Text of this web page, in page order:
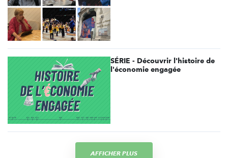
SÉRIE - Découvrir l'histoire de
l'économie engagée
AFFICHER PLUS